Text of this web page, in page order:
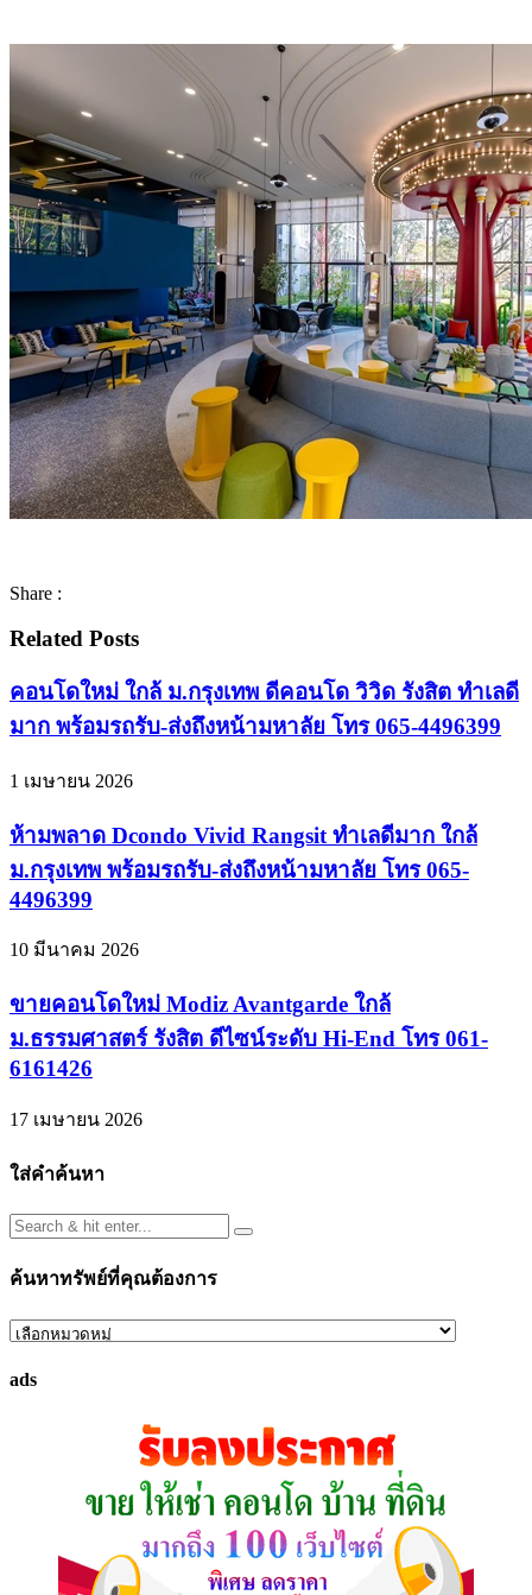
Share :
Related Posts
คอนโดใหม่ ใกล้ ม.กรุงเทพ ดีคอนโด วิวิด รังสิต ทำเลดี
มาก พร้อมรถรับ-ส่งถึงหน้ามหาลัย โทร 065-4496399
1 เมษายน 2026
ห้ามพลาด Dcondo Vivid Rangsit ทำเลดีมาก ใกล้
ม.กรุงเทพ พร้อมรถรับ-ส่งถึงหน้ามหาลัย โทร 065-
4496399
10 มีนาคม 2026
ขายคอนโดใหม่ Modiz Avantgarde ใกล้
ม.ธรรมศาสตร์ รังสิต ดีไซน์ระดับ Hi-End โทร 061-
6161426
17 เมษายน 2026
ใส่คำค้นหา
ค้นหาทรัพย์ที่คุณต้องการ
ค้นหา
ที่
ads